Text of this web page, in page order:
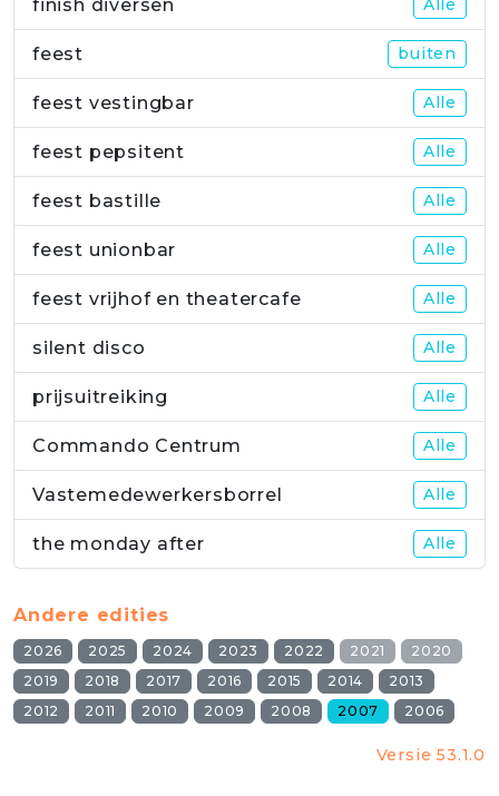
finish diversen Alle
feest buiten
feest vestingbar Alle
feest pepsitent Alle
feest bastille Alle
feest unionbar Alle
feest vrijhof en theatercafe Alle
silent disco Alle
prijsuitreiking Alle
Commando Centrum Alle
Vastemedewerkersborrel Alle
the monday after Alle
Andere edities
2026 2025 2024 2023 2022 2021
2020
2019
2018 2017 2016 2015 2014
2013
2012
2011 2010 2009 2008 2007 2006
Versie 53.1.0